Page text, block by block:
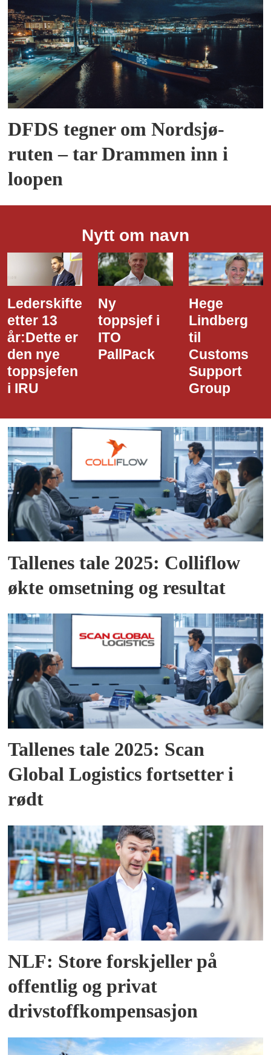
DFDS tegner om Nordsjø-
ruten – tar Drammen inn i
loopen
Nytt om navn
Ny
toppsjef i
ITO
PallPack
Hege
Lindberg
til
Customs
Dette er
den nye
i Narvik
Havn
Tallenes tale 2025: Colliflow
økte omsetning og resultat
Tallenes tale 2025: Scan
Global Logistics fortsetter i
rødt
NLF: Store forskjeller på
offentlig og privat
drivstoffkompensasjon